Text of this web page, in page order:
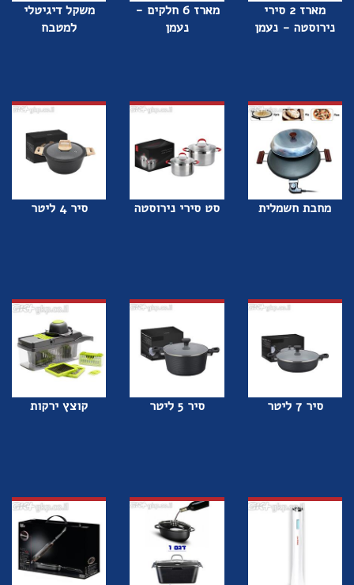
מארז 2 סירי
נירוסטה - נעמן
מארז 6 חלקים -
נעמן
משקל דיגיטלי
למטבח
מחבת חשמלית סט סירי נירוסטה סיר 4 ליטר
סיר 7 ליטר סיר 5 ליטר קוצץ ירקות